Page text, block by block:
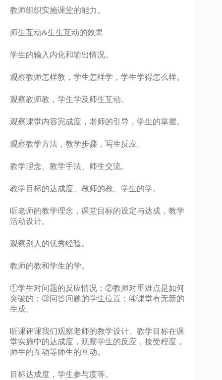
教师组织实施课堂的能力。
师生互动&生生互动的效果
学生的输入内化和输出情况。
观察教师怎样教，学生怎样学，学生学得怎么样。
观察教师教，学生学及师生互动。
观察课堂内容完成度，老师的引导，学生的掌握。
观察教学方法，教学步骤，写生反应。
教学理念、教学手法、师生交流。
教学目标的达成度、教师的教、学生的学。
听老师的教学理念，课堂目标的设定与达成，教学
活动设计。
观察别人的优秀经验。
教师的教和学生的学。
①学生对问题的反应情况；②教师对重难点是如何
突破的；③回答问题的学生位置；④课堂有无新的
生成。
听课评课我们观察老师的教学设计、教学目标在课
堂实施中的达成度，观察学生的反应，接受程度，
师生的互动等师生的互动。
目标达成度，学生参与度等。